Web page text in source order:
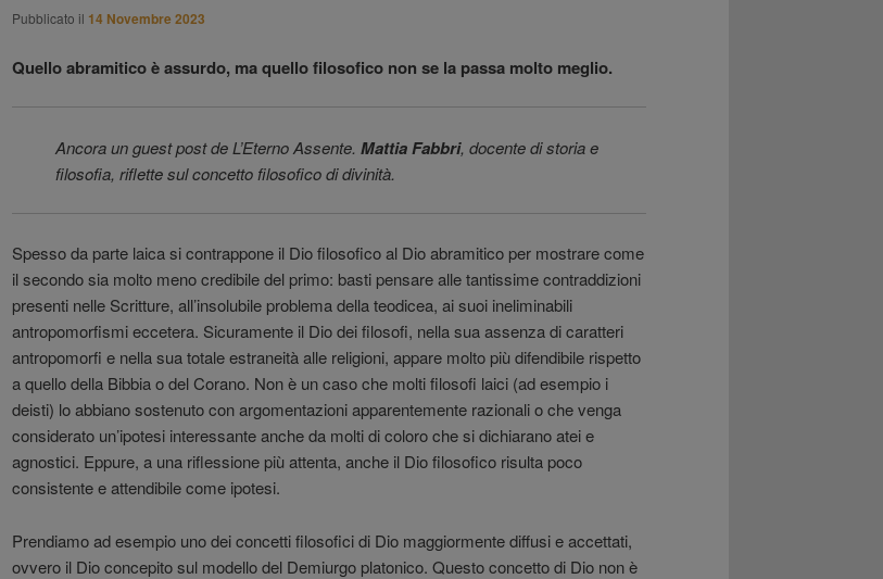
Pubblicato il 14 Novembre 2023
Quello abramitico è assurdo, ma quello filosofico non se la passa molto meglio.
Ancora un guest post de L’Eterno Assente. Mattia Fabbri, docente di storia e
filosofia, riflette sul concetto filosofico di divinità.
Spesso da parte laica si contrappone il Dio filosofico al Dio abramitico per mostrare come
il secondo sia molto meno credibile del primo: basti pensare alle tantissime contraddizioni
presenti nelle Scritture, all’insolubile problema della teodicea, ai suoi ineliminabili
antropomorfismi eccetera. Sicuramente il Dio dei filosofi, nella sua assenza di caratteri
antropomorfi e nella sua totale estraneità alle religioni, appare molto più difendibile rispetto
a quello della Bibbia o del Corano. Non è un caso che molti filosofi laici (ad esempio i
deisti) lo abbiano sostenuto con argomentazioni apparentemente razionali o che venga
considerato un’ipotesi interessante anche da molti di coloro che si dichiarano atei e
agnostici. Eppure, a una riflessione più attenta, anche il Dio filosofico risulta poco
consistente e attendibile come ipotesi.
Prendiamo ad esempio uno dei concetti filosofici di Dio maggiormente diffusi e accettati,
ovvero il Dio concepito sul modello del Demiurgo platonico. Questo concetto di Dio non è